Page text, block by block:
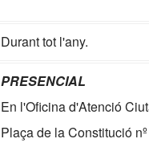
Durant tot l'any.
PRESENCIAL
En l'Oficina d'Atenció
Plaça de la Constitució